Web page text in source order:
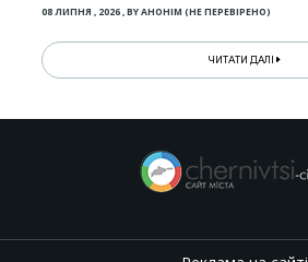
08 ЛИПНЯ , 2026,BYАНОНІМ (НЕ ПЕРЕВІРЕНО)
ЧИТАТИ ДАЛІ